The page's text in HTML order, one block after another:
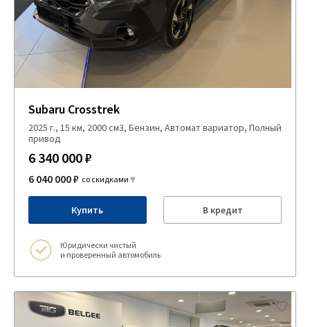
Subaru Crosstrek
2025 г., 15 км, 2000 см3, Бензин, Автомат вариатор, Полный
привод
6 340 000 ₽
6 040 000 ₽ со скидками
Купить В кредит
Юридически чистый
и проверенный автомобиль